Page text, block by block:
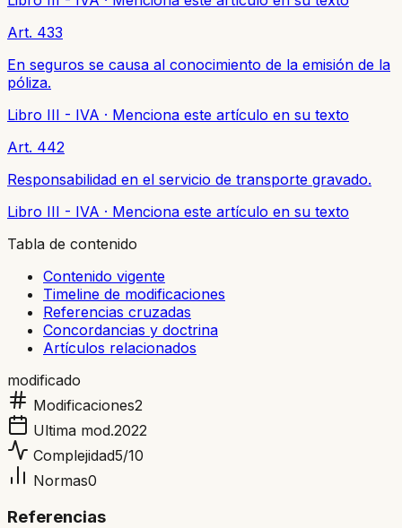
Art. 433
En seguros se causa al conocimiento de la emisión de la
póliza.
Libro III - IVA · Menciona este artículo en su texto
Art. 442
Responsabilidad en el servicio de transporte gravado.
Libro III - IVA · Menciona este artículo en su texto
Tabla de contenido
Contenido vigente
Timeline de modificaciones
Referencias cruzadas
Concordancias y doctrina
Artículos relacionados
modificado
Modificaciones2
Ultima mod.2022
Complejidad5/10
Normas0
Referencias